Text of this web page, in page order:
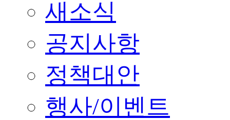
새소식
공지사항
정책대안
행사/이벤트